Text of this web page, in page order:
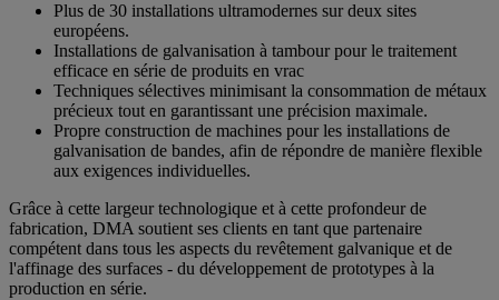
Plus de 30 installations ultramodernes sur deux sites
européens.
Installations de galvanisation à tambour pour le traitement
efficace en série de produits en vrac
Techniques sélectives minimisant la consommation de métaux
précieux tout en garantissant une précision maximale.
Propre construction de machines pour les installations de
galvanisation de bandes, afin de répondre de manière flexible
aux exigences individuelles.
Grâce à cette largeur technologique et à cette profondeur de
fabrication, DMA soutient ses clients en tant que partenaire
compétent dans tous les aspects du revêtement galvanique et de
l'affinage des surfaces - du développement de prototypes à la
production en série.